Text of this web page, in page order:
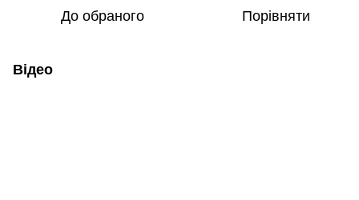
До обраного Порівняти
Відео